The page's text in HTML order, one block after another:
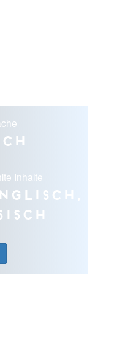
Inhalte